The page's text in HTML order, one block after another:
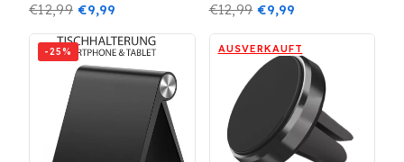
Halter Smartphone KFZ
Normaler
€12,99 Verkaufspreis
€9,99
Ständer Silber
Normaler
€12,99 Verkaufspreis
€9,99
-25% AUSVERKAUFT